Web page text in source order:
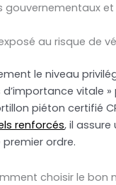
gouvernementaux
au risque de
le niveau
vitale »
piéton certifié
renforcés, il
ordre.
choisir le bon